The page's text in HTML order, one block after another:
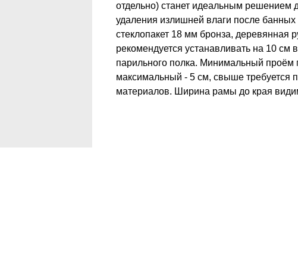
отдельно) станет идеальным решением
удаления излишней влаги после
стеклопакет 18 мм бронза, деревянная
рекомендуется устанавливать на 10 см
парильного полка. Минимальный проём
максимальный - 5 см, свыше требуется
материалов. Ширина рамы до края